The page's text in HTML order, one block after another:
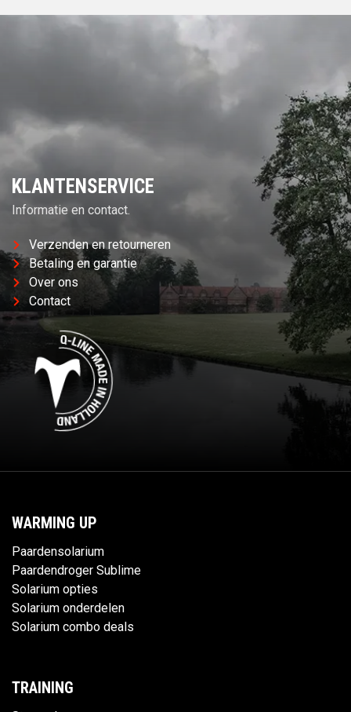
KLANTENSERVICE
Informatie en contact.
Verzenden en retourneren
Betaling en garantie
Over ons
Contact
WARMING UP
Paardensolarium
Paardendroger Sublime
Solarium opties
Solarium onderdelen
Solarium combo deals
TRAINING